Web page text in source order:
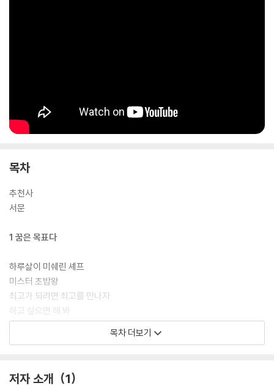
목차
추천사
서문
1 꿈은 목표다
하루살이 미쉐린 셰프
미스터 초밥왕
최고가 되려면 최고를 만나자
하고 싶으면 해 봐
가난은 가오다
스시의 프리미어리그
목차 더보기
저자 소개 1